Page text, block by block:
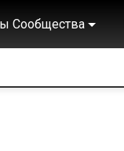
Сообщества